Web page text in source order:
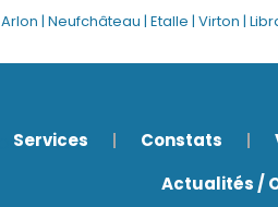
Arlon | Neufchâteau | Etalle | Virton |
Services Constats
Actualités /